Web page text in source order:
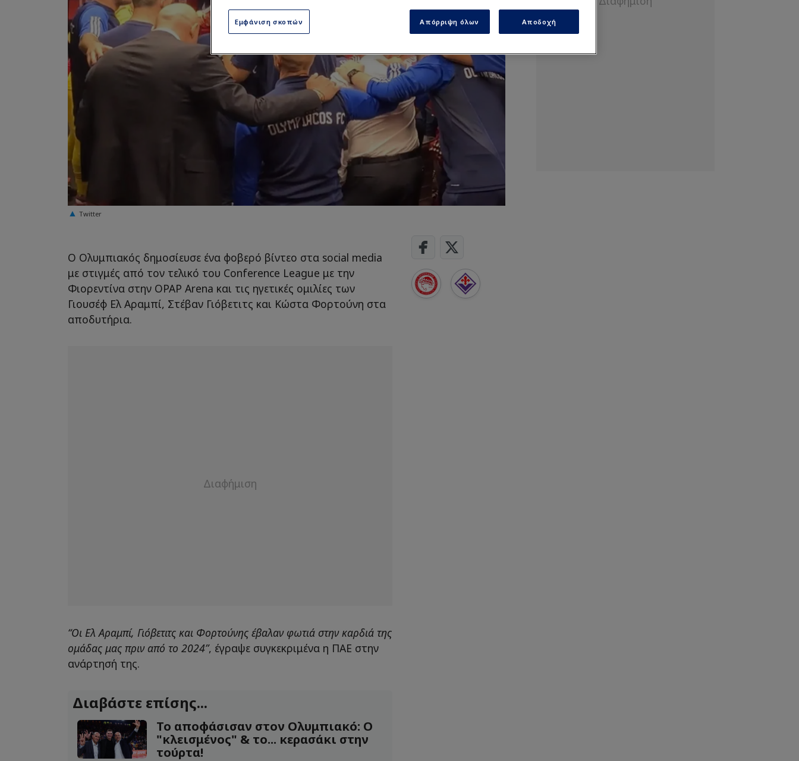
Twitter
Ο Ολυμπιακός δημοσίευσε ένα φοβερό βίντεο στα social media
με στιγμές από τον τελικό του Conference League με την
Φιορεντίνα στην OPAP Arena και τις ηγετικές ομιλίες των
Γιουσέφ Ελ Αραμπί, Στέβαν Γιόβετιτς και Κώστα Φορτούνη στα
αποδυτήρια.
“Οι Ελ Αραμπί, Γιόβετιτς και Φορτούνης έβαλαν φωτιά στην καρδιά της
ομάδας μας πριν από το 2024”, έγραψε συγκεκριμένα η ΠΑΕ στην
ανάρτησή της.
Διαβάστε επίσης...
Το αποφάσισαν στον Ολυμπιακό: Ο
"κλεισμένος" & το... κερασάκι στην
τούρτα!
Εμφάνιση σκοπών Απόρριψη όλων Αποδοχή